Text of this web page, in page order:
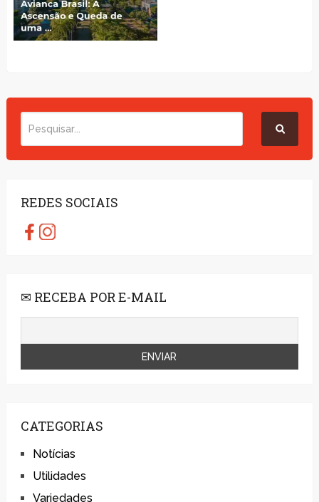
REDES SOCIAIS
✉ RECEBA POR E-MAIL
CATEGORIAS
Notícias
Utilidades
Variedades